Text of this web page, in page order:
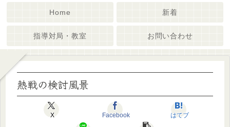
Home 新着
指導対局・教室 お問い合わせ
熱戦の検討風景
X Facebook はてブ